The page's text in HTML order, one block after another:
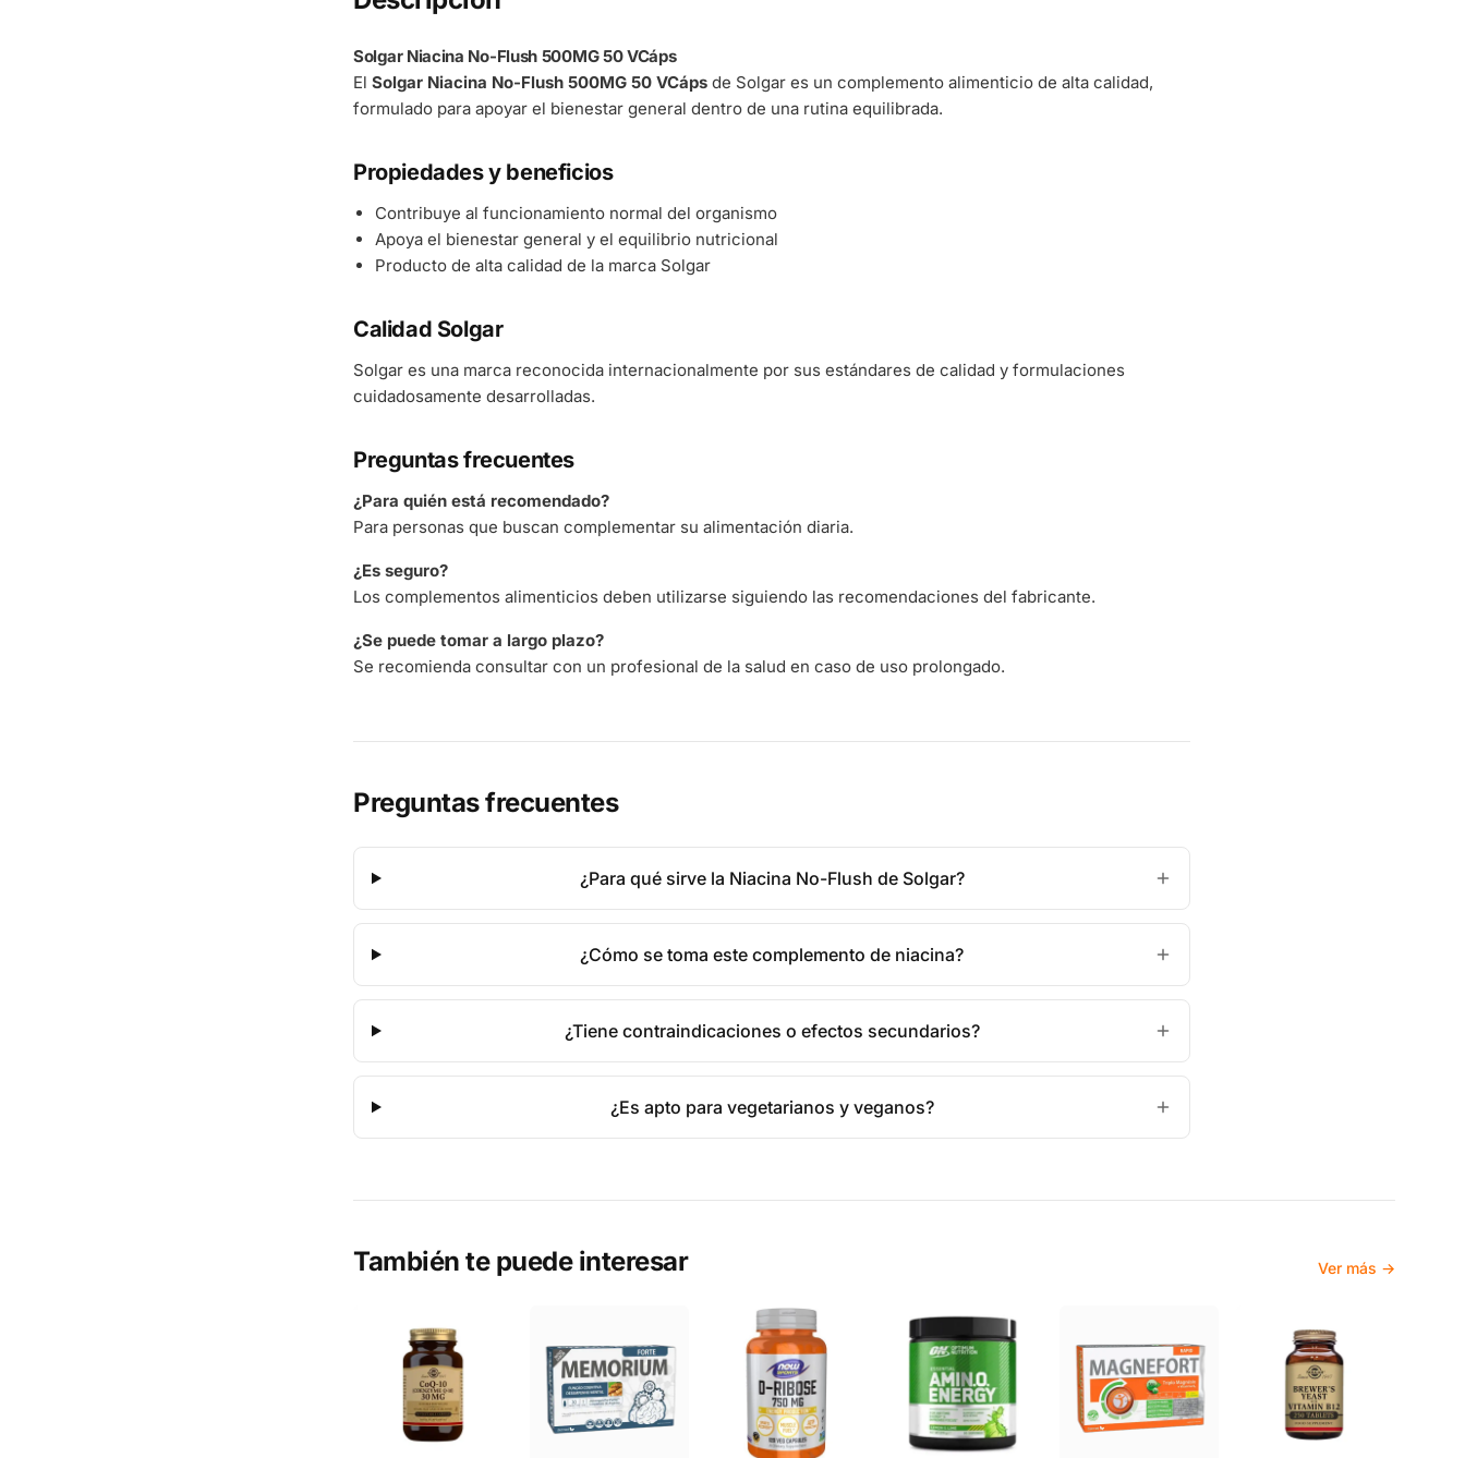
Solgar Niacina No-Flush 500MG 50 VCáps
El Solgar Niacina No-Flush 500MG 50 VCáps de Solgar es un complemento alimenticio de alta calidad,
formulado para apoyar el bienestar general dentro de una rutina equilibrada.
Propiedades y beneficios
Contribuye al funcionamiento normal del organismo
Apoya el bienestar general y el equilibrio nutricional
Producto de alta calidad de la marca Solgar
Calidad Solgar
Solgar es una marca reconocida internacionalmente por sus estándares de calidad y formulaciones
cuidadosamente desarrolladas.
Preguntas frecuentes
¿Para quién está recomendado?
Para personas que buscan complementar su alimentación diaria.
¿Es seguro?
Los complementos alimenticios deben utilizarse siguiendo las recomendaciones del fabricante.
¿Se puede tomar a largo plazo?
Se recomienda consultar con un profesional de la salud en caso de uso prolongado.
Preguntas frecuentes
¿Para qué sirve la Niacina No-Flush de Solgar?
¿Cómo se toma este complemento de niacina?
¿Tiene contraindicaciones o efectos secundarios?
¿Es apto para vegetarianos y veganos?
También te puede interesar Ver más →